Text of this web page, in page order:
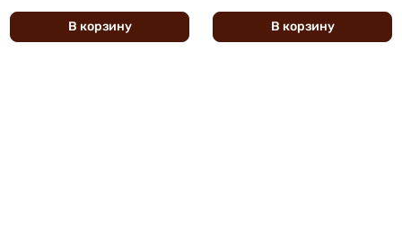
В корзину В корзину